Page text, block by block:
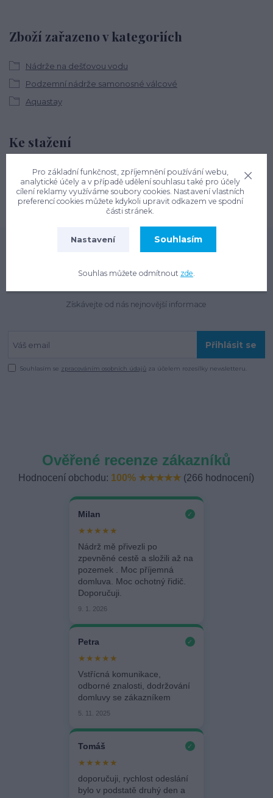
Zboží zařazeno v kategoriích
Nádrže na dešťovou vodu
Podzemní nádrže samonosné válcové
Aquastay
Ke stažení
Montážní návod Aquastay
Získávejte od nás nejnovější informace
Přihlásit se
Souhlasím se zpracováním osobních údajů za účelem rozesílky newsletteru.
Ověřené recenze zákazníků
Hodnocení obchodu: 100% ★★★★★ (266 hodnocení)
Milan ✓
★★★★★
Nádrž mě přivezli po
zpevněné cestě a složili až na
pozemek . Moc příjemná
domluva. Moc ochotný řidič.
Doporučuji.
9. 1. 2026
Petra ✓
★★★★★
Vstřícná komunikace,
odborné znalosti, dodržování
domluvy se zákazníkem
5. 11. 2025
Tomáš ✓
★★★★★
doporučuji, rychlost odeslání
bylo v podstatě druhý den a
Pro základní funkčnost, zpříjemnění používání webu,
analytické účely a v případě udělení souhlasu také pro účely
cílení reklamy využíváme soubory cookies. Nastavení vlastních
preferencí cookies můžete kdykoli upravit odkazem ve spodní
části stránek.
Nastavení Souhlasím
Souhlas můžete odmítnout zde